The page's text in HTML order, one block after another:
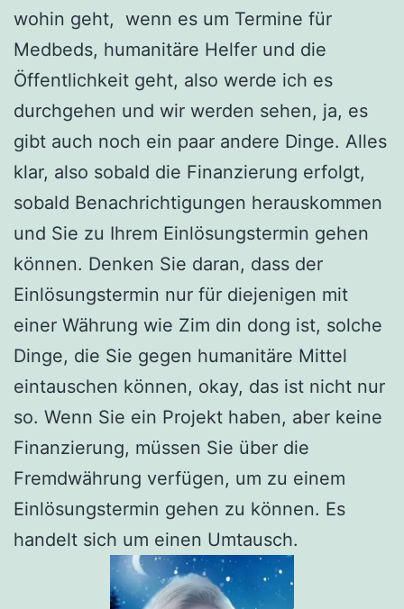
wohin geht, wenn es um Termine für
Medbeds, humanitäre Helfer und die
Öffentlichkeit geht, also werde ich es
durchgehen und wir werden sehen, ja, es
gibt auch noch ein paar andere Dinge. Alles
klar, also sobald die Finanzierung erfolgt,
sobald Benachrichtigungen herauskommen
und Sie zu Ihrem Einlösungstermin gehen
können. Denken Sie daran, dass der
Einlösungstermin nur für diejenigen mit
einer Währung wie Zim din dong ist, solche
Dinge, die Sie gegen humanitäre Mittel
eintauschen können, okay, das ist nicht nur
so. Wenn Sie ein Projekt haben, aber keine
Finanzierung, müssen Sie über die
Fremdwährung verfügen, um zu einem
Einlösungstermin gehen zu können. Es
handelt sich um einen Umtausch.